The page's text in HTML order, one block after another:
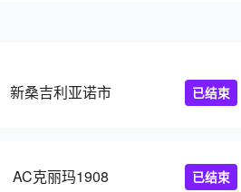
新桑吉利亚诺市 已结束
AC克丽玛1908 已结束